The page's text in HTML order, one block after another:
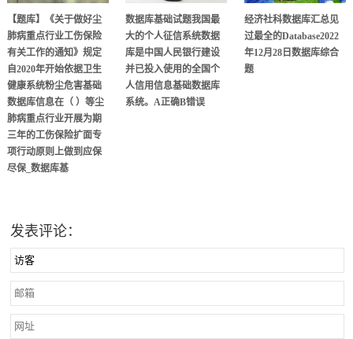
【题库】《关于做好尘
肺病重点行业工伤保险
有关工作的通知》规定
自2020年开始依据卫生
健康系统粉尘危害基础
数据库信息在（ ）等尘
肺病重点行业开展为期
三年的工伤保险扩面专
项行动原则上做到应保
尽保_数据库基
数据库基础试题我国最
大的个人征信系统数据
库是中国人民银行建设
并已投入使用的全国个
人信用信息基础数据库
系统。A正确B错误
经济社科数据库汇总见
过最全的Database2022
年12月28日数据库综合
题
发表评论：